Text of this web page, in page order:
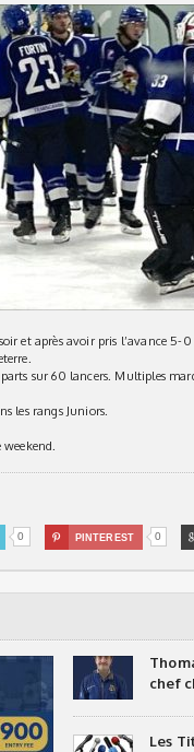
et après avoir pris l’avance 5-0
sur 60 lancers. Multiples
les rangs Juniors.
0  PINTEREST 0
chef
Les